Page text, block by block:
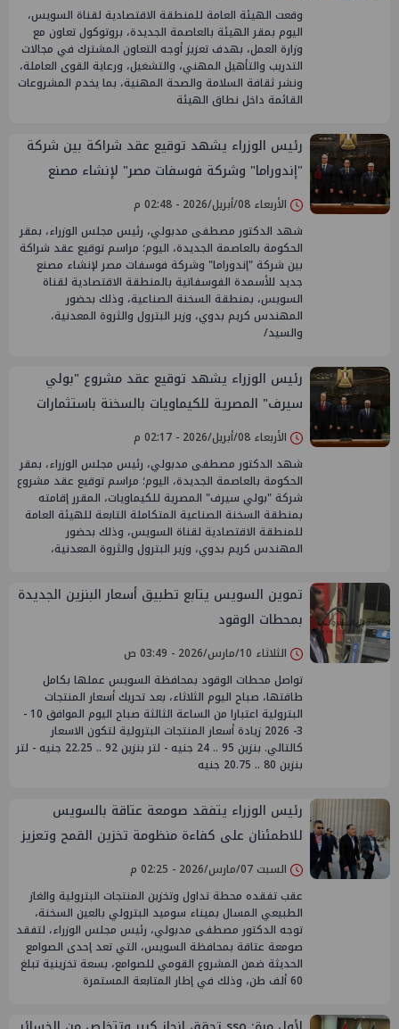
وقعت الهيئة العامة للمنطقة الاقتصادية لقناة السويس،
اليوم بمقر الهيئة بالعاصمة الجديدة، بروتوكول تعاون مع
وزارة العمل، بهدف تعزيز أوجه التعاون المشترك في مجالات
التدريب والتأهيل المهني، والتشغيل، ورعاية القوى العاملة،
ونشر ثقافة السلامة والصحة المهنية، بما يخدم المشروعات
القائمة داخل نطاق الهيئة
رئيس الوزراء يشهد توقيع عقد شراكة بين شركة
"إندوراما" وشركة فوسفات مصر" لإنشاء مصنع
جديد للأسمدة الفوسفاتية
الأربعاء 08/أبريل/2026 - 02:48 م
شهد الدكتور مصطفى مدبولي، رئيس مجلس الوزراء، بمقر
الحكومة بالعاصمة الجديدة، اليوم؛ مراسم توقيع عقد شراكة
بين شركة "إندوراما" وشركة فوسفات مصر لإنشاء مصنع
جديد للأسمدة الفوسفاتية بالمنطقة الاقتصادية لقناة
السويس، بمنطقة السخنة الصناعية، وذلك بحضور
المهندس كريم بدوي، وزير البترول والثروة المعدنية،
والسيد/
رئيس الوزراء يشهد توقيع عقد مشروع "بولي
سيرف" المصرية للكيماويات بالسخنة باستثمارات
215 مليون دولارالأربعاء 08/أبريل/2026 - 02:17 م
شهد الدكتور مصطفى مدبولي، رئيس مجلس الوزراء، بمقر
الحكومة بالعاصمة الجديدة، اليوم؛ مراسم توقيع عقد مشروع
شركة "بولي سيرف" المصرية للكيماويات، المقرر إقامته
بمنطقة السخنة الصناعية المتكاملة التابعة للهيئة العامة
للمنطقة الاقتصادية لقناة السويس، وذلك بحضور
المهندس كريم بدوي، وزير البترول والثروة المعدنية،
تموين السويس يتابع تطبيق أسعار البنزين الجديدة
بمحطات الوقود
الثلاثاء 10/مارس/2026 - 03:49 ص
تواصل محطات الوقود بمحافظة السويس عملها بكامل
طاقتها، صباح اليوم الثلاثاء، بعد تحريك أسعار المنتجات
البترولية اعتبارا من الساعة الثالثة صباح اليوم الموافق 10 -
3- 2026 زيادة أسعار المنتجات البترولية لتكون الاسعار
كالتالي. بنزين 95 .. 24 جنيه - لتر بنزين 92 .. 22.25 جنيه - لتر
بنزين 80 .. 20.75 جنيه
رئيس الوزراء يتفقد صومعة عتاقة بالسويس
للاطمئنان على كفاءة منظومة تخزين القمح وتعزيز
المخزون الاستراتيجي
السبت 07/مارس/2026 - 02:25 م
عقب تفقده محطة تداول وتخزين المنتجات البترولية والغاز
الطبيعي المسال بميناء سوميد البترولي بالعين السخنة،
توجه الدكتور مصطفى مدبولي، رئيس مجلس الوزراء، لتفقد
صومعة عتاقة بمحافظة السويس، التي تعد إحدى الصوامع
الحديثة ضمن المشروع القومي للصوامع، بسعة تخزينية تبلغ
60 ألف طن، وذلك في إطار المتابعة المستمرة